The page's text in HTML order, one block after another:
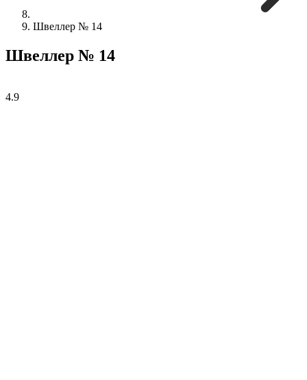
Швеллер № 14
Швеллер № 14
4.9